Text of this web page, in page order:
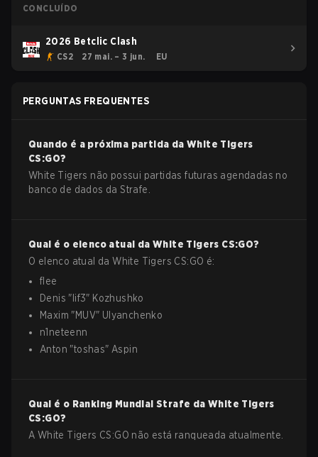
CONCLUÍDO
2026 Betclic Clash
CS2 27 mai. – 3 jun. EU
PERGUNTAS FREQUENTES
Quando é a próxima partida da White Tigers
CS:GO?
White Tigers não possui partidas futuras agendadas no
banco de dados da Strafe.
Qual é o elenco atual da White Tigers CS:GO?
O elenco atual daWhite Tigers CS:GO é:
flee
Denis " lif3" Kozhushko
Maxim "MUV" Ulyanchenko
n1neteenn
Anton "toshas" Aspin
Qual é o Ranking Mundial Strafe da White Tigers
CS:GO?
A White Tigers CS:GO não está ranqueada atualmente.